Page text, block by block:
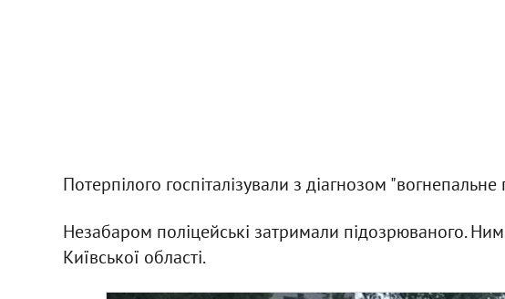
Потерпілого госпіталізували з діагнозом
Незабаром поліцейські затримали підозрюваного.
Київської області.